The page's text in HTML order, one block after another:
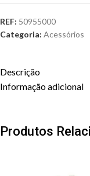
REF: 50955000
Categoria: Acessórios
Descrição
Informação adicional
Produtos